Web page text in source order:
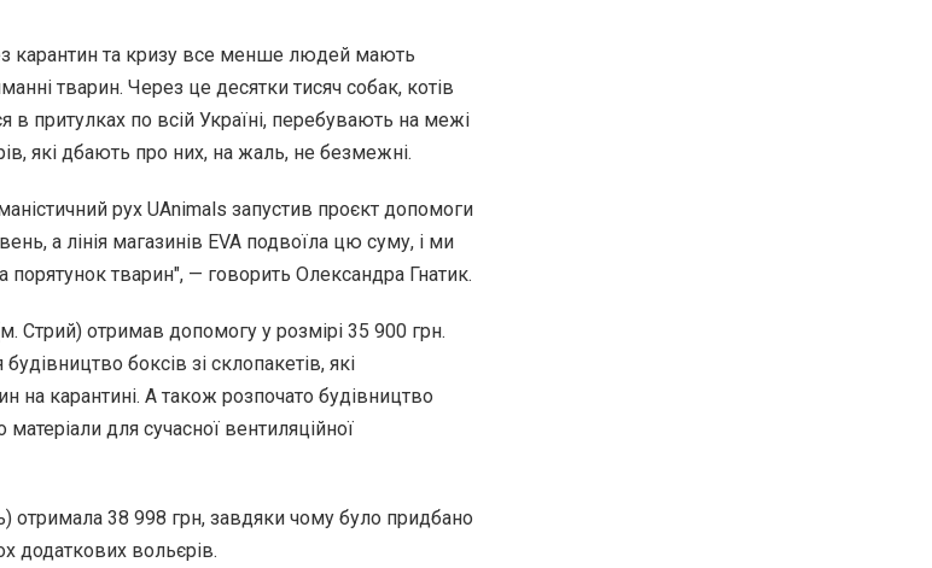
карантин та кризу все менше людей мають
тварин. Через це десятки тисяч собак, котів
в притулках по всій Україні, перебувають на межі
які дбають про них, на жаль, не безмежні.
рух UAnimals запустив проєкт допомоги
а лінія магазинів EVA подвоїла цю суму, і ми
тварин", — говорить Олександра Гнатик.
Стрий) отримав допомогу у розмірі 35 900 грн.
боксів зі склопакетів, які
на карантині. А також розпочато будівництво
для сучасної вентиляційної
отримала 38 998 грн, завдяки чому було придбано
додаткових вольєрів.